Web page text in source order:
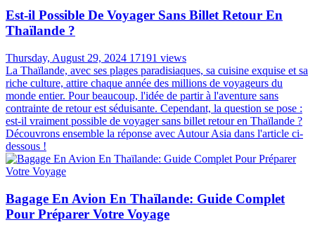
Est-il Possible De Voyager Sans Billet Retour En
Thaïlande ?
Thursday, August 29, 2024 17191 views
La Thaïlande, avec ses plages paradisiaques, sa cuisine exquise et sa
riche culture, attire chaque année des millions de voyageurs du
monde entier. Pour beaucoup, l'idée de partir à l'aventure sans
contrainte de retour est séduisante. Cependant, la question se pose :
est-il vraiment possible de voyager sans billet retour en Thaïlande ?
Découvrons ensemble la réponse avec Autour Asia dans l'article ci-
dessous !
Bagage En Avion En Thaïlande: Guide Complet
Pour Préparer Votre Voyage